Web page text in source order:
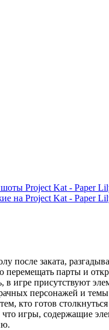
Project Kat - Paper
на Project Kat - Paper
после заката,
перемещать парты и
в игре присутствуют
персонажей и
кто готов столкнуться
игры, содержащие